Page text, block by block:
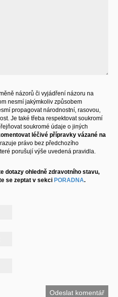
názorů či vyjádření názoru na
nesmí jakýmkoliv způsobem
propagovat národnostní, rasovou,
Je také třeba respektovat soukromí
soukromé údaje o jiných
léčivé přípravky vázané na
právo bez předchozího
porušují výše uvedená pravidla.
dotazy ohledně zdravotního stavu,
se zeptat v sekci PORADNA.